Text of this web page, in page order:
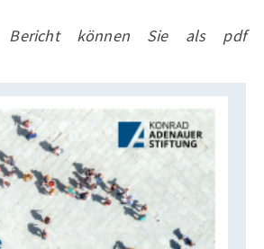
Bericht können Sie als pdf